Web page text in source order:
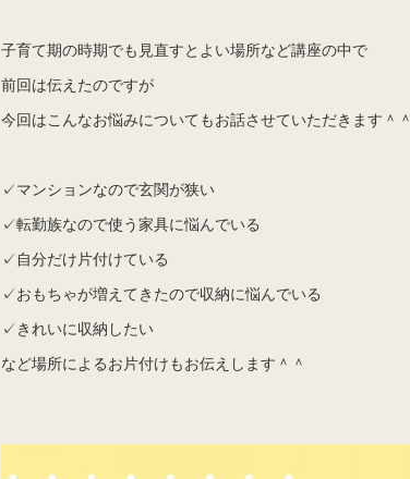
子育て期の時期でも見直すとよい場所など講座の中で
前回は伝えたのですが
今回はこんなお悩みについてもお話させていただきます＾＾
✓マンションなので玄関が狭い
✓転勤族なので使う家具に悩んでいる
✓自分だけ片付けている
✓おもちゃが増えてきたので収納に悩んでいる
✓きれいに収納したい
など場所によるお片付けもお伝えします＾＾